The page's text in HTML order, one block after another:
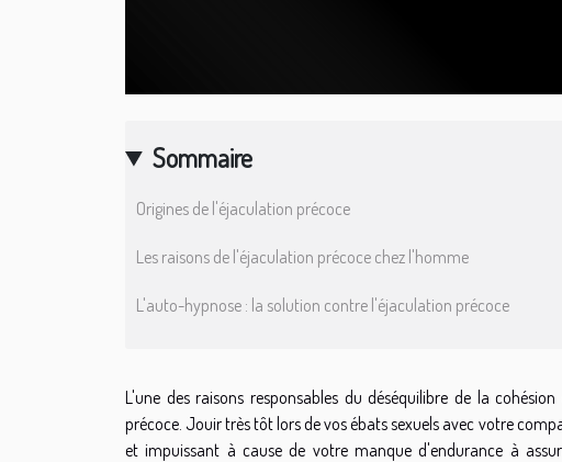
Sommaire
Origines de l'éjaculation précoce
Les raisons de l'éjaculation précoce chez l'homme
L'auto-hypnose : la solution contre l'éjaculation précoce
L'une des raisons responsables du déséquilibre de la
précoce. Jouir très tôt lors de vos ébats sexuels avec votre
et impuissant à cause de votre manque d'endurance à